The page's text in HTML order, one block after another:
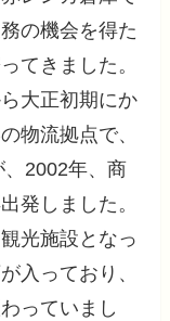
の機会を得た
てきました。
大正初期にか
物流拠点で、
2002年、商
発しました。
光施設となっ
入っており、
っていまし